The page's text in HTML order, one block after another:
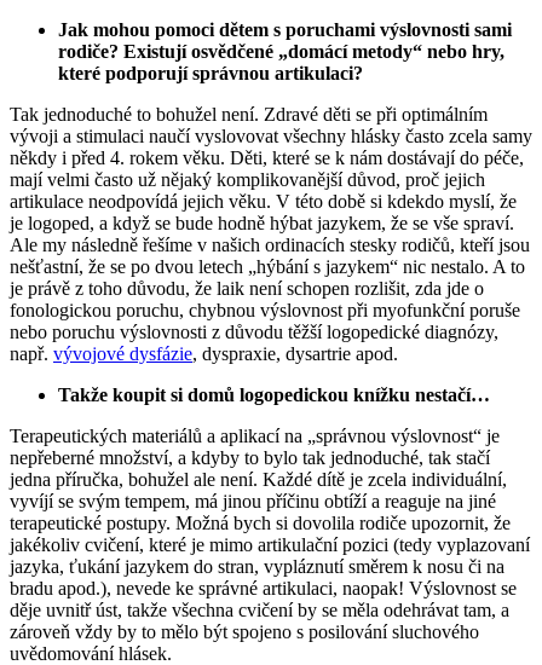
Jak mohou pomoci dětem s poruchami výslovnosti sami
rodiče? Existují osvědčené „domácí metody“ nebo hry,
které podporují správnou artikulaci?
Tak jednoduché to bohužel není. Zdravé děti se při optimálním
vývoji a stimulaci naučí vyslovovat všechny hlásky často zcela samy
někdy i před 4. rokem věku. Děti, které se k nám dostávají do péče,
mají velmi často už nějaký komplikovanější důvod, proč jejich
artikulace neodpovídá jejich věku. V této době si kdekdo myslí, že
je logoped, a když se bude hodně hýbat jazykem, že se vše spraví.
Ale my následně řešíme v našich ordinacích stesky rodičů, kteří jsou
nešťastní, že se po dvou letech „hýbání s jazykem“ nic nestalo. A to
je právě z toho důvodu, že laik není schopen rozlišit, zda jde o
fonologickou poruchu, chybnou výslovnost při myofunkční poruše
nebo poruchu výslovnosti z důvodu těžší logopedické diagnózy,
např. vývojové dysfázie, dyspraxie, dysartrie apod.
Takže koupit si domů logopedickou knížku nestačí…
Terapeutických materiálů a aplikací na „správnou výslovnost“ je
nepřeberné množství, a kdyby to bylo tak jednoduché, tak stačí
jedna příručka, bohužel ale není. Každé dítě je zcela individuální,
vyvíjí se svým tempem, má jinou příčinu obtíží a reaguje na jiné
terapeutické postupy. Možná bych si dovolila rodiče upozornit, že
jakékoliv cvičení, které je mimo artikulační pozici (tedy vyplazovaní
jazyka, ťukání jazykem do stran, vypláznutí směrem k nosu či na
bradu apod.), nevede ke správné artikulaci, naopak! Výslovnost se
děje uvnitř úst, takže všechna cvičení by se měla odehrávat tam, a
zároveň vždy by to mělo být spojeno s posilování sluchového
uvědomování hlásek.